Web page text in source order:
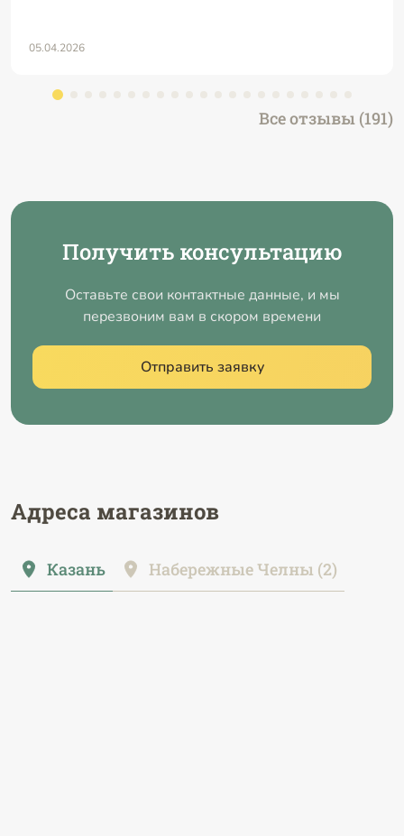
05.04.2026
Все отзывы (191)
Получить консультацию
Оставьте свои контактные данные, и мы
перезвоним вам в скором времени
Отправить заявку
Адреса магазинов
Казань Набережные Челны (2)